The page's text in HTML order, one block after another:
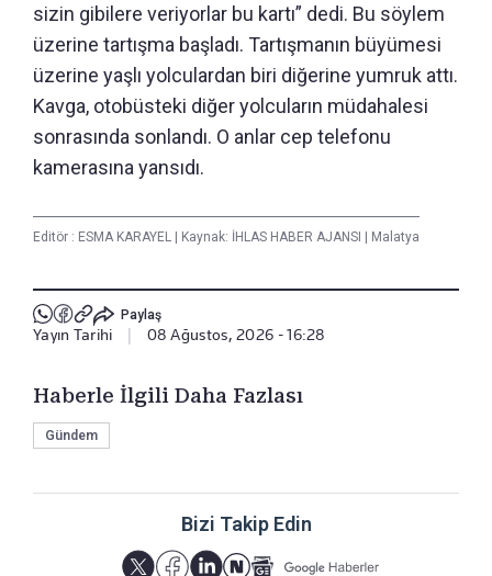
sizin gibilere veriyorlar bu kartı” dedi. Bu söylem
üzerine tartışma başladı. Tartışmanın büyümesi
üzerine yaşlı yolculardan biri diğerine yumruk attı.
Kavga, otobüsteki diğer yolcuların müdahalesi
sonrasında sonlandı. O anlar cep telefonu
kamerasına yansıdı.
Editör : ESMA KARAYEL | Kaynak: İHLAS HABER AJANSI | Malatya
Paylaş
Yayın Tarihi 08 Ağustos, 2026 - 16:28
Haberle İlgili Daha Fazlası
Gündem
Bizi Takip Edin